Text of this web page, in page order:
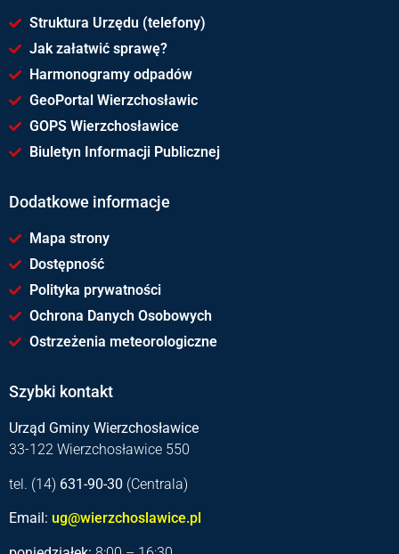
Struktura Urzędu (telefony)
Jak załatwić sprawę?
Harmonogramy odpadów
GeoPortal Wierzchosławic
GOPS Wierzchosławice
Biuletyn Informacji Publicznej
Dodatkowe informacje
Mapa strony
Dostępność
Polityka prywatności
Ochrona Danych Osobowych
Ostrzeżenia meteorologiczne
Szybki kontakt
Urząd Gminy Wierzchosławice
33-122 Wierzchosławice 550
tel. (14) 631-90-30 (Centrala)
Email: ug@wierzchoslawice.pl